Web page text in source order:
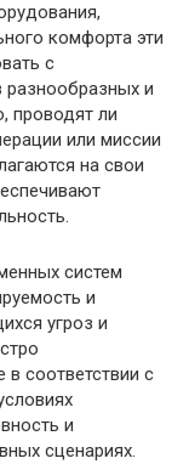
комфорта эти
с
разнообразных и
проводят ли
или миссии
на свои
систем
и
угроз и
в соответствии с
и
сценариях.